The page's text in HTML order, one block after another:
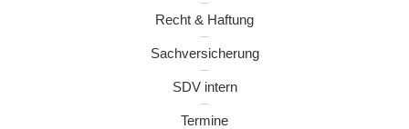
Recht & Haftung
Sachversicherung
SDV intern
Termine